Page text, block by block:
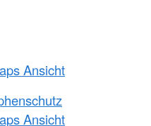
Ansicht
Ansicht